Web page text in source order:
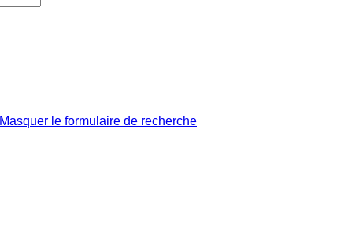
Masquer le formulaire de recherche